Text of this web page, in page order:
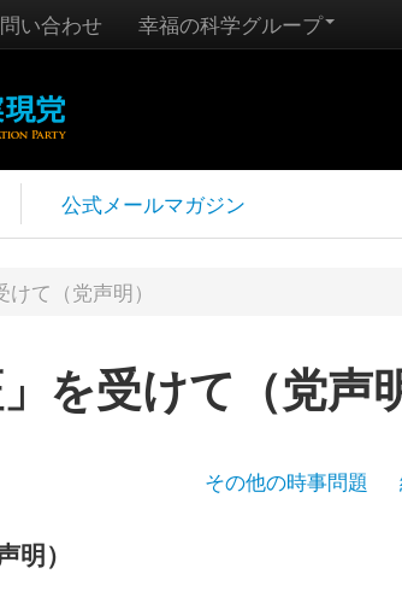
い合わせ 幸福の科学グループ
公式メールマガジン
て（党声明）
を受けて（党声
その他の時事問題
）